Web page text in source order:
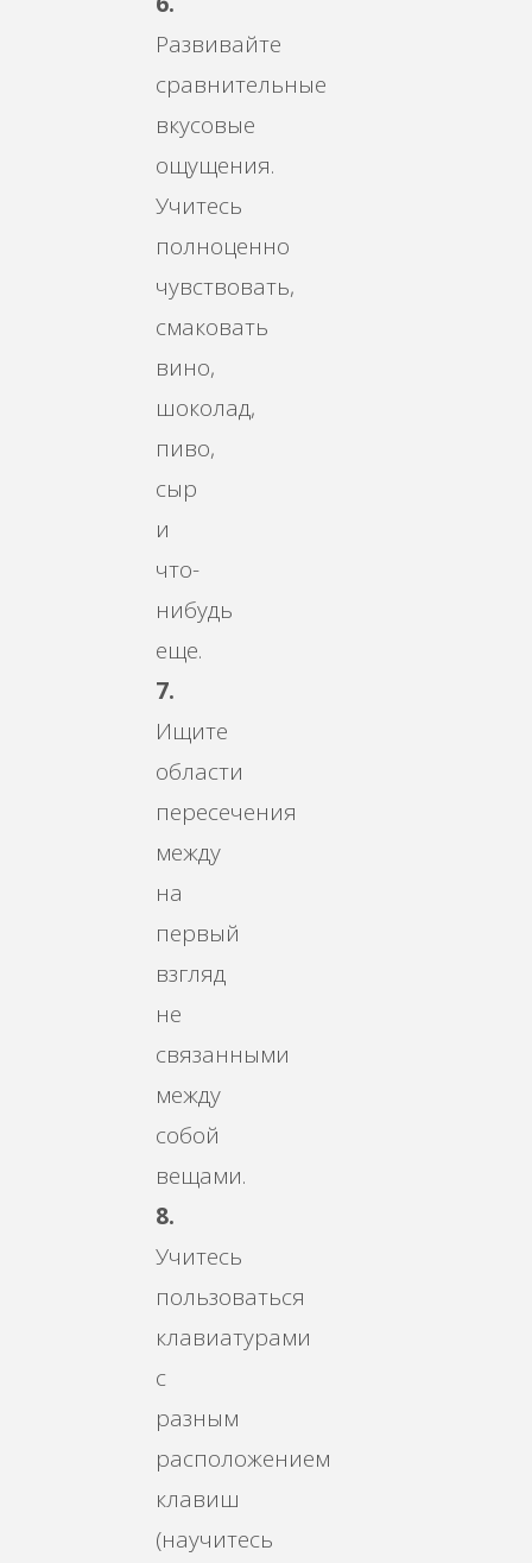
Развивайте
сравнительные
вкусовые
ощущения.
Учитесь
полноценно
чувствовать,
смаковать
вино,
шоколад,
пиво,
сыр
и
что-
нибудь
еще.
7.
Ищите
области
пересечения
между
на
первый
взгляд
не
связанными
между
собой
вещами.
8.
Учитесь
пользоваться
клавиатурами
с
разным
расположением
клавиш
(научитесь